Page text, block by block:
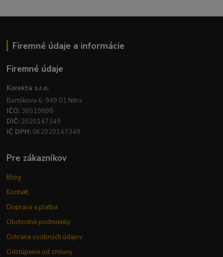
Firemné údaje a informácie
Firemné údaje
Korekta s.r.o.
Bartókova 6, 949 01 Nitra
IČO: 36519898
DIČ: 2020147349
IČ DPH: SK2020147349
Pre zákazníkov
Blog
Kontakt
Doprava a platba
Obchodné podmienky
Ochrana osobných údajov
Odstúpenie od zmluvy